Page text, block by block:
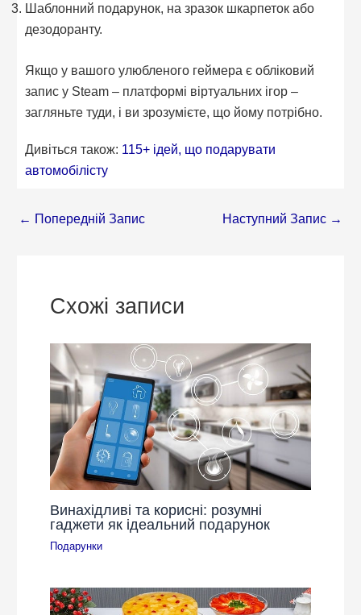
Шаблонний подарунок, на зразок шкарпеток або
дезодоранту.
Якщо у вашого улюбленого геймера є обліковий
запис у Steam – платформі віртуальних ігор –
загляньте туди, і ви зрозумієте, що йому потрібно.
Дивіться також: 115+ ідей, що подарувати
автомобілісту
← Попередній Запис Наступний Запис →
Схожі записи
Винахідливі та корисні: розумні
гаджети як ідеальний подарунок
Подарунки